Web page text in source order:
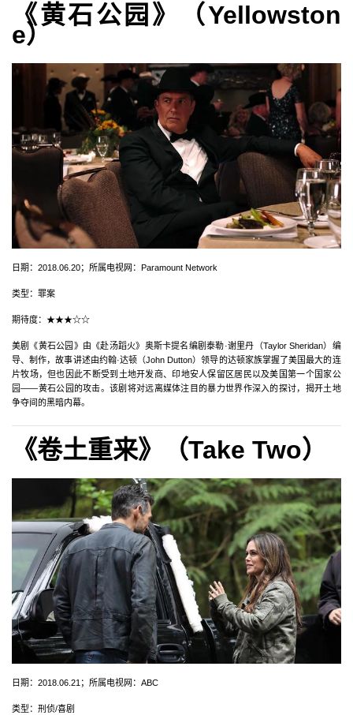
《黄石公园》（Yellowston
e‎）
日期：2018.06.20；所属电视网：Paramount Network
类型：罪案
期待度：★★★☆☆
美剧《黄石公园》由《赴汤蹈火》奥斯卡提名编剧泰勒·谢里丹（Taylor Sheridan）编
导、制作，故事讲述由约翰·达顿（John Dutton）领导的达顿家族掌握了美国最大的连
片牧场，但也因此不断受到土地开发商、印地安人保留区居民以及美国第一个国家公
园——黄石公园的攻击。该剧将对远离媒体注目的暴力世界作深入的探讨，揭开土地
争夺间的黑暗内幕。
《卷土重来》（Take Two‎）
日期：2018.06.21；所属电视网：ABC
类型：刑侦/喜剧